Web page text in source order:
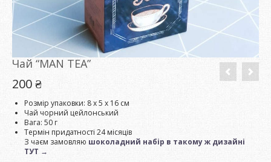
Чай “MAN TEA”
200₴
Розмір упаковки: 8 х 5 х 16 см
Чай чорний цейлонський
Вага: 50 г
Термін придатності 24 місяців
З чаєм замовляю шоколадний набір в такому ж дизайні
ТУТ →